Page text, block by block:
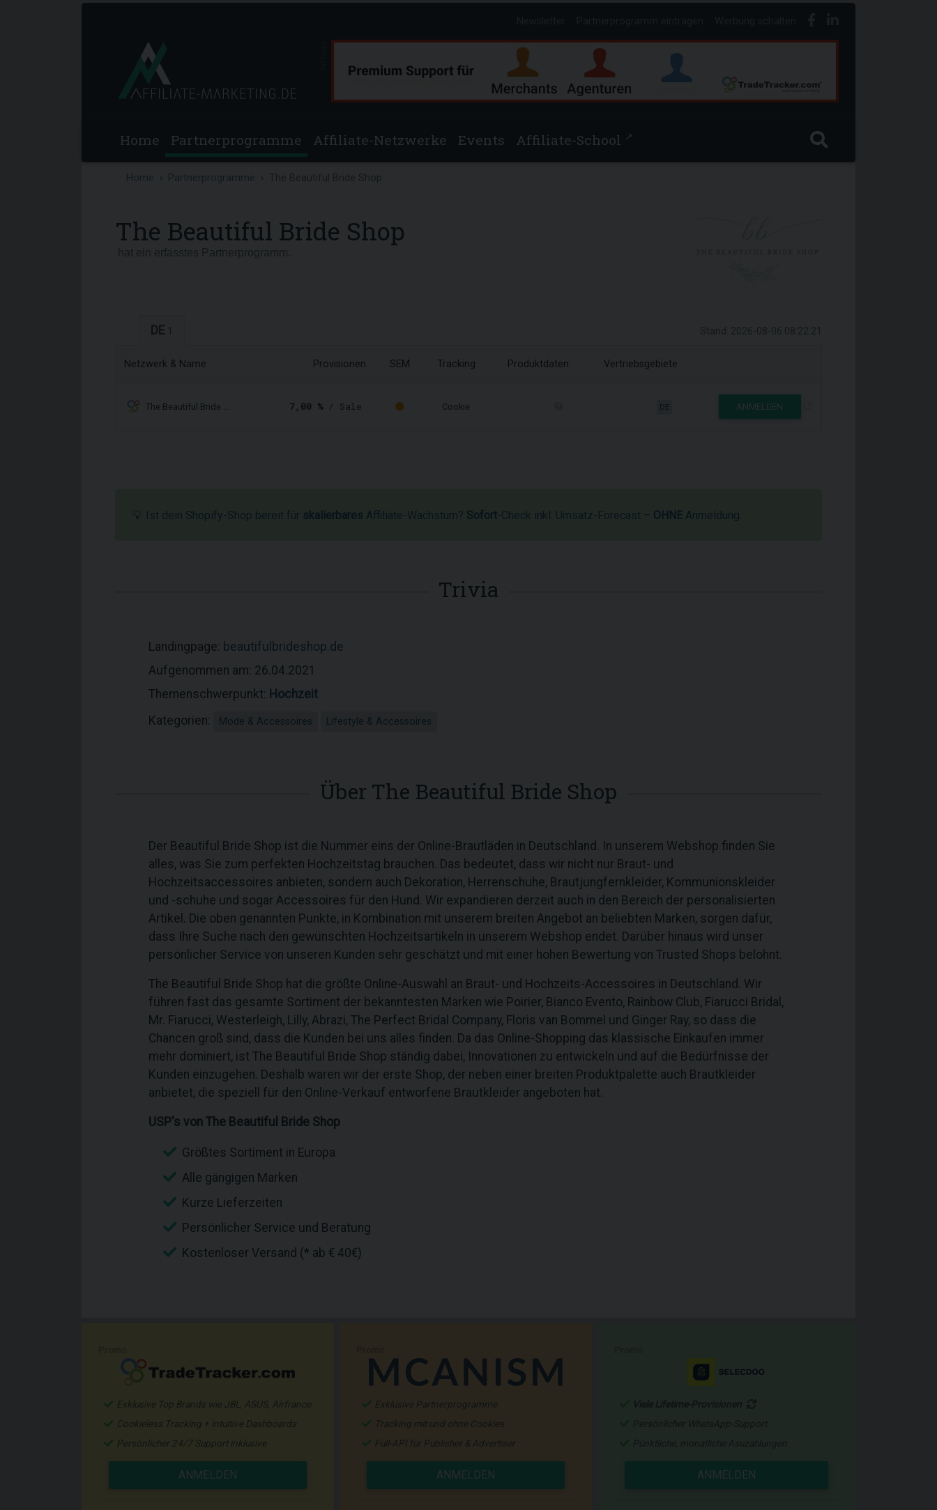
Home Partnerprogramme Affiliate-Netzwerke Events Affiliate-School ↗
Home Partnerprogramme
The Beautiful Bride Shop
DE
Netzwerk & Name Provisionen SEM Tracking Produktdaten Vertriebsgebiete
The Beautiful Bride … 7,00 % / Sale Cookie DE ANMELDEN
💡 Ist dein Shopify-Shop bereit für skalierbares Affiliate-Wachstum? Sofort-Check inkl. Umsatz-Forecast – OHNE Anmeldung.
Trivia
Landingpage: beautifulbrideshop.de
Aufgenommen am: 26.04.2021
Themenschwerpunkt: Hochzeit
Kategorien:
Mode & Accessoires Lifestyle & Accessoires
Über The Beautiful Bride Shop
Der Beautiful Bride Shop ist die Nummer eins der Online-Brautläden in Deutschland. In unserem Webshop finden Sie
alles, was Sie zum perfekten Hochzeitstag brauchen. Das bedeutet, dass wir nicht nur Braut- und
Hochzeitsaccessoires anbieten, sondern auch Dekoration, Herrenschuhe, Brautjungfernkleider, Kommunionskleider
und -schuhe und sogar Accessoires für den Hund. Wir expandieren derzeit auch in den Bereich der personalisierten
Artikel. Die oben genannten Punkte, in Kombination mit unserem breiten Angebot an beliebten Marken, sorgen dafür,
dass Ihre Suche nach den gewünschten Hochzeitsartikeln in unserem Webshop endet. Darüber hinaus wird unser
persönlicher Service von unseren Kunden sehr geschätzt und mit einer hohen Bewertung von Trusted Shops belohnt.
The Beautiful Bride Shop hat die größte Online-Auswahl an Braut- und Hochzeits-Accessoires in Deutschland. Wir
führen fast das gesamte Sortiment der bekanntesten Marken wie Poirier, Bianco Evento, Rainbow Club, Fiarucci Bridal,
Mr. Fiarucci, Westerleigh, Lilly, Abrazi, The Perfect Bridal Company, Floris van Bommel und Ginger Ray, so dass die
Chancen groß sind, dass die Kunden bei uns alles finden. Da das Online-Shopping das klassische Einkaufen immer
mehr dominiert, ist The Beautiful Bride Shop ständig dabei, Innovationen zu entwickeln und auf die Bedürfnisse der
Kunden einzugehen. Deshalb waren wir der erste Shop, der neben einer breiten Produktpalette auch Brautkleider
anbietet, die speziell für den Online-Verkauf entworfene Brautkleider angeboten hat.
USP's von The Beautiful Bride Shop
Größtes Sortiment in Europa
Alle gängigen Marken
Kurze Lieferzeiten
Persönlicher Service und Beratung
Kostenloser Versand (* ab € 40€)
Exklusive Top Brands wie JBL, ASUS, Airfrance
Cookieless Tracking + intuitive Dashboards
Persönlicher 24/7 Support inklusive
ANMELDEN
Exklusive Partnerprogramme
Tracking mit und ohne Cookies
Full-API für Publisher & Advertiser
ANMELDEN ANMELDEN